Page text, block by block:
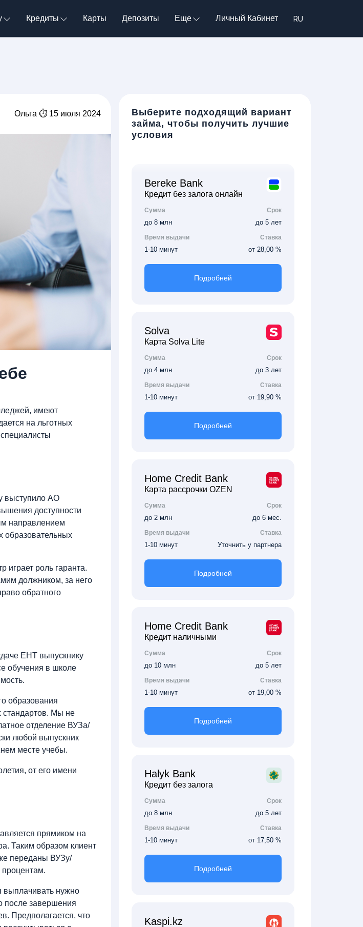
Кредиты Карты Депозиты Еще Личный Кабинет
Ольга ⏱ 15 июля 2024
имеют
на льготных
выступило АО
доступности
направлением
образовательных
играет роль гаранта.
должником, за него
обратного
ЕНТ выпускнику
обучения в школе
образования
стандартов. Мы не
отделение ВУЗа/
любой выпускник
месте учебы.
от его имени
прямиком на
Таким образом клиент
переданы ВУЗу/
процентам.
выплачивать нужно
после завершения
Предполагается, что
Выберите подходящий вариант
займа, чтобы получить лучшие
условия
Bereke Bank
Кредит без залога онлайн
Сумма Срок
до 8 млн до 5 лет
Время выдачи Ставка
1-10 минут от 28,00 %
Подробней
Solva
Карта Solva Lite
Сумма Срок
до 4 млн до 3 лет
Время выдачи Ставка
1-10 минут от 19,90 %
Подробней
Home Credit Bank
Карта рассрочки OZEN
Сумма Срок
до 2 млн до 6 мес.
Время выдачи Ставка
1-10 минут Уточнить у партнера
Подробней
Home Credit Bank
Кредит наличными
Сумма Срок
до 10 млн до 5 лет
Время выдачи Ставка
1-10 минут от 19,00 %
Подробней
Halyk Bank
Кредит без залога
Сумма Срок
до 8 млн до 5 лет
Время выдачи Ставка
1-10 минут от 17,50 %
Подробней
Kaspi.kz